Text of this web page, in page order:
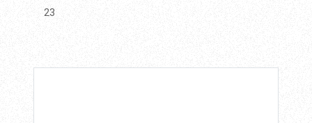
23